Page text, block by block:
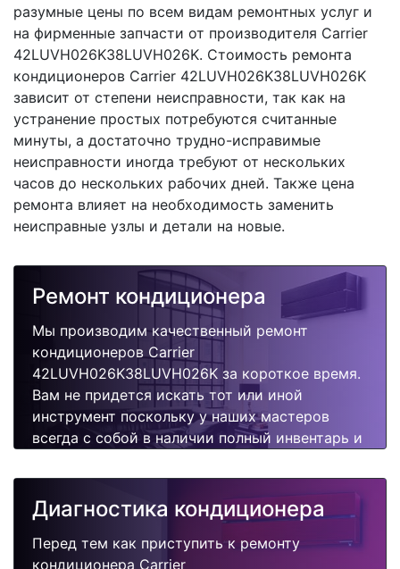
разумные цены по всем видам ремонтных услуг и
на фирменные запчасти от производителя Carrier
42LUVH026K38LUVH026K. Стоимость ремонта
кондиционеров Carrier 42LUVH026K38LUVH026K
зависит от степени неисправности, так как на
устранение простых потребуются считанные
минуты, а достаточно трудно-исправимые
неисправности иногда требуют от нескольких
часов до нескольких рабочих дней. Также цена
ремонта влияет на необходимость заменить
неисправные узлы и детали на новые.
Ремонт кондиционера
Мы производим качественный ремонт
кондиционеров Carrier
42LUVH026K38LUVH026K за короткое время.
Вам не придется искать тот или иной
инструмент поскольку у наших мастеров
всегда с собой в наличии полный инвентарь и
кондиционера. Отремонтируем быстро,
качественно и недорого.
Диагностика кондиционера
Перед тем как приступить к ремонту
кондиционера Carrier